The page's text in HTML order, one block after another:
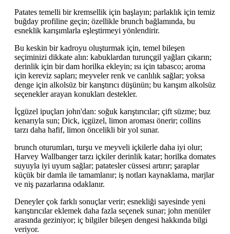
Patates temelli bir kremsellik için başlayın; parlaklık için temiz
buğday profiline geçin; özellikle brunch bağlamında, bu
esneklik karışımlarla eşleştirmeyi yönlendirir.
Bu keskin bir kadroyu oluşturmak için, temel bileşen
seçiminizi dikkate alın: kabuklardan turunçgil yağları çıkarın;
derinlik için bir dam horilka ekleyin; ısı için tabasco; aroma
için kereviz sapları; meyveler renk ve canlılık sağlar; yoksa
denge için alkolsüz bir karıştırıcı düşünün; bu karışım alkolsüz
seçenekler arayan konukları destekler.
İçgüzel ipuçları john'dan: soğuk karıştırıcılar; çift süzme; buz
kenarıyla sun; Dick, içgüzel, limon aroması önerir; collins
tarzı daha hafif, limon öncelikli bir yol sunar.
brunch oturumları, turşu ve meyveli içkilerle daha iyi olur;
Harvey Wallbanger tarzı içkiler derinlik katar; horilka domates
suyuyla iyi uyum sağlar; patatesler cüssesi artırır; şaraplar
küçük bir damla ile tamamlanır; iş notları kaynaklama, marjlar
ve niş pazarlarına odaklanır.
Deneyler çok farklı sonuçlar verir; esnekliği sayesinde yeni
karıştırıcılar eklemek daha fazla seçenek sunar; john menüler
arasında geziniyor; iç bilgiler bileşen dengesi hakkında bilgi
veriyor.